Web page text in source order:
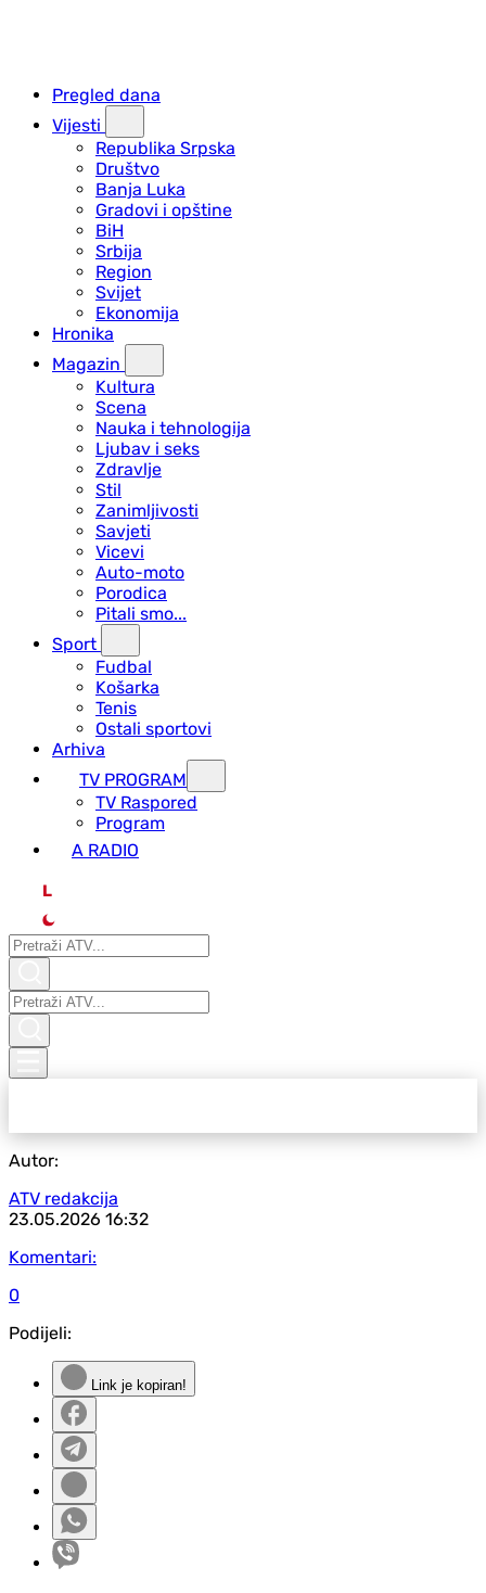
Pregled dana
Vijesti
Republika Srpska
Društvo
Banja Luka
Gradovi i opštine
BiH
Srbija
Region
Svijet
Ekonomija
Hronika
Magazin
Kultura
Scena
Nauka i tehnologija
Ljubav i seks
Zdravlje
Stil
Zanimljivosti
Savjeti
Vicevi
Auto-moto
Porodica
Pitali smo...
Sport
Fudbal
Košarka
Tenis
Ostali sportovi
Arhiva
TV PROGRAM
ТV Raspored
Program
A RADIO
L
Autor:
ATV redakcija
23.05.2026 16:32
Komentari:
0
Podijeli:
Link je kopiran!